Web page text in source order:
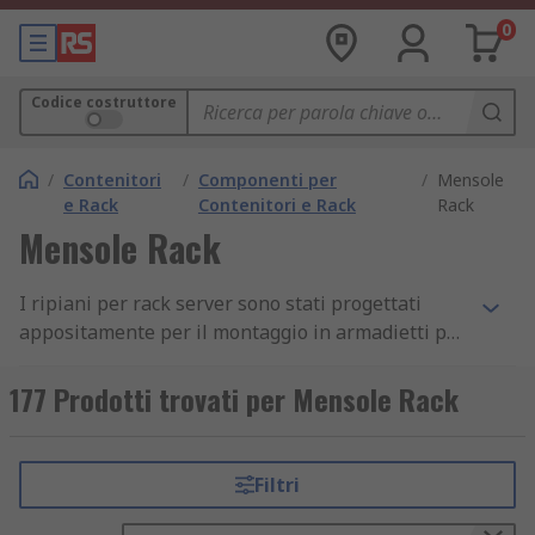
0
Codice costruttore
/ Contenitori
e Rack
/ Componenti per
Contenitori e Rack
/ Mensole
Rack
Mensole Rack
I ripiani per rack server sono stati progettati
appositamente per il montaggio in armadietti per
con alcuni ripiani ventilati per consentire il
flusso d'aria, per contribuire a raffreddare le
a surriscaldamento. Sono disponibili anche
ripiani per impieghi pesanti, che sono in grado di
177 Prodotti trovati per Mensole Rack
Filtri